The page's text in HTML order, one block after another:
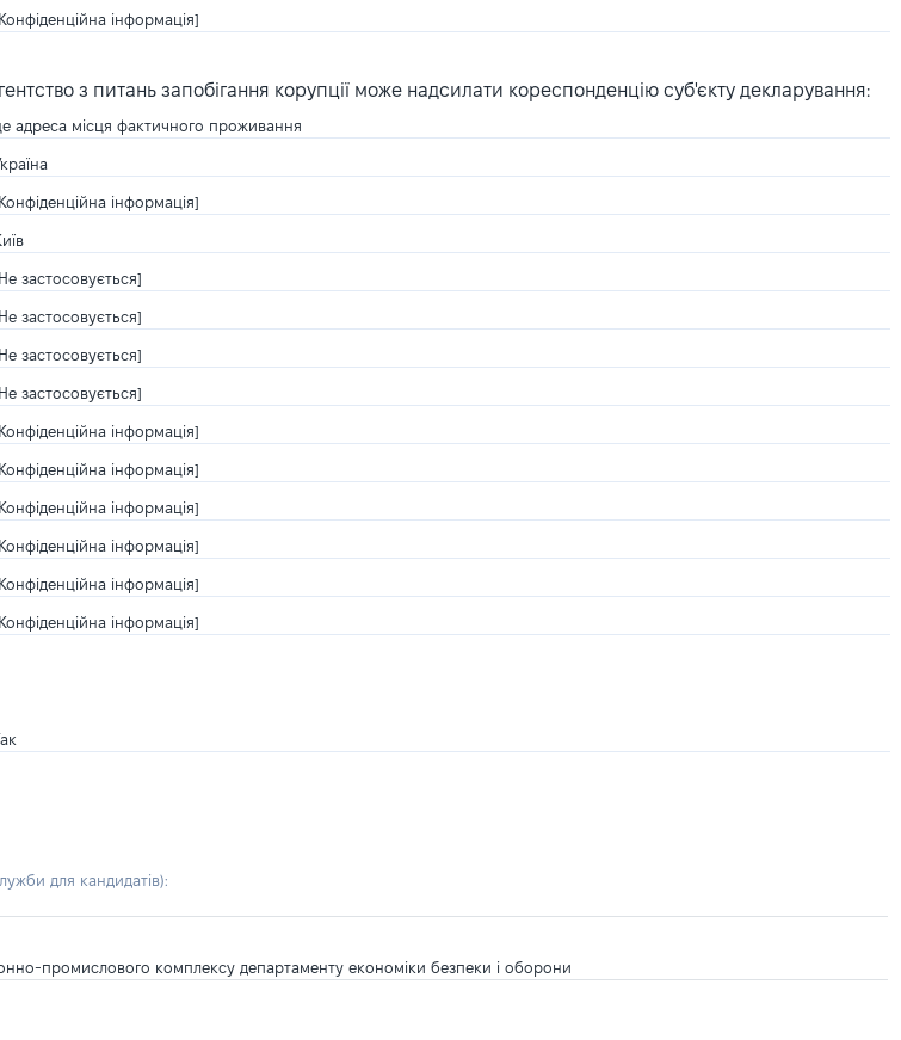
інформація]
з питань запобігання корупції може надсилати кореспонденцію суб'єкту декларування:
адреса місця фактичного проживання
інформація]
застосовується]
застосовується]
застосовується]
застосовується]
інформація]
інформація]
інформація]
інформація]
інформація]
інформація]
для кандидатів):
промислового комплексу департаменту економіки безпеки і оборони